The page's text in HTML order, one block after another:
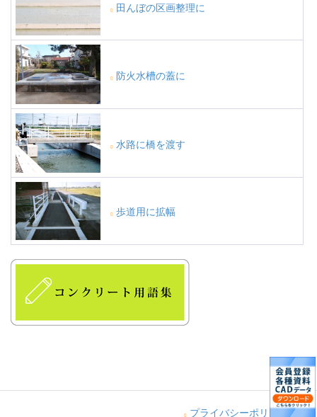
田んぼの区画整理に
防火水槽の蓋に
水路に橋を渡す
歩道用に拡幅
プライバシーポリシー